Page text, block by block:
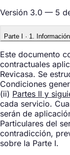
Versión 3.0 — 5
Parte I · 1.
Este documento
contractuales
Revicasa. Se
Condiciones
(ii) Partes II y
cada servicio.
serán de
Particulares del
contradicción,
sobre la Parte I.